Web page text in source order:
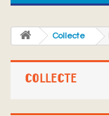
Collecte
COLLECTE